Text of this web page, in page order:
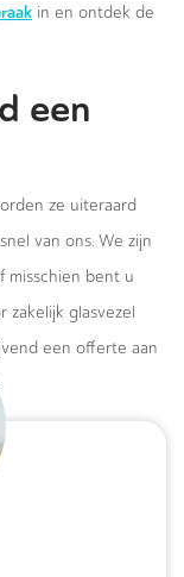
in en ontdek de
een
ze uiteraard
van ons. We zijn
misschien bent u
glasvezel
een offerte aan